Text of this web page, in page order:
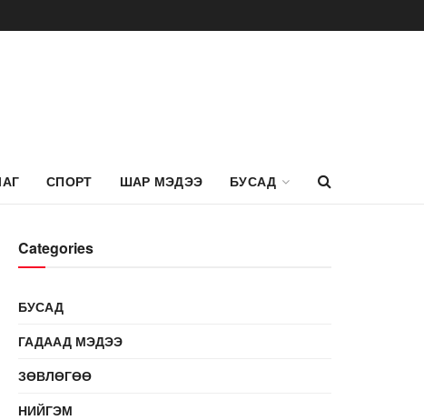
СПОРТ ШАР МЭДЭЭ БУСАД
Categories
БУСАД
ГАДААД МЭДЭЭ
ЗӨВЛӨГӨӨ
НИЙГЭМ